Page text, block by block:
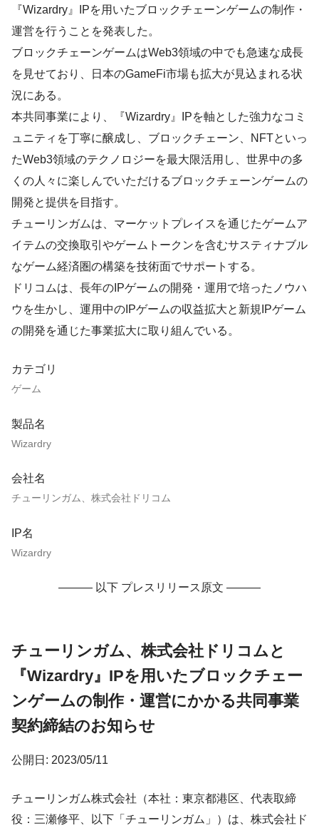
『Wizardry』IPを用いたブロックチェーンゲームの制作・
運営を行うことを発表した。
ブロックチェーンゲームはWeb3領域の中でも急速な成長
を見せており、日本のGameFi市場も拡大が見込まれる状
況にある。
本共同事業により、『Wizardry』IPを軸とした強力なコミ
ュニティを丁寧に醸成し、ブロックチェーン、NFTといっ
たWeb3領域のテクノロジーを最大限活用し、世界中の多
くの人々に楽しんでいただけるブロックチェーンゲームの
開発と提供を目指す。
チューリンガムは、マーケットプレイスを通じたゲームア
イテムの交換取引やゲームトークンを含むサスティナブル
なゲーム経済圏の構築を技術面でサポートする。
ドリコムは、長年のIPゲームの開発・運用で培ったノウハ
ウを生かし、運用中のIPゲームの収益拡大と新規IPゲーム
の開発を通じた事業拡大に取り組んでいる。
カテゴリ
ゲーム
製品名
Wizardry
会社名
チューリンガム、株式会社ドリコム
IP名
Wizardry
——— 以下 プレスリリース原文 ———
チューリンガム、株式会社ドリコムと
『Wizardry』IPを用いたブロックチェー
ンゲームの制作・運営にかかる共同事業
契約締結のお知らせ
公開日: 2023/05/11
チューリンガム株式会社（本社：東京都港区、代表取締
役：三瀬修平、以下「チューリンガム」）は、株式会社ド